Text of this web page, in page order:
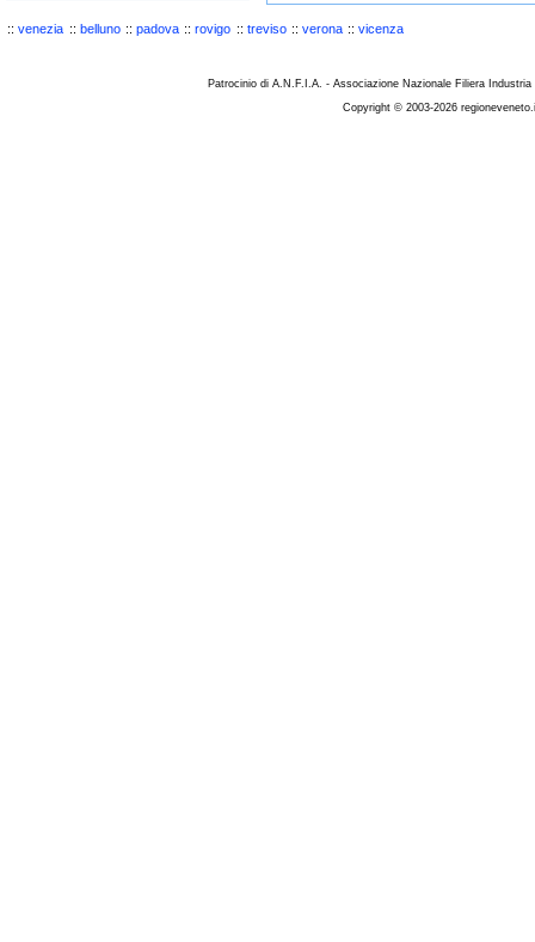
:: venezia :: belluno :: padova :: rovigo :: treviso :: verona :: vicenza
Patrocinio di A.N.F.I.A. - Associazione Nazionale Filiera
Copyright © 2003-2026